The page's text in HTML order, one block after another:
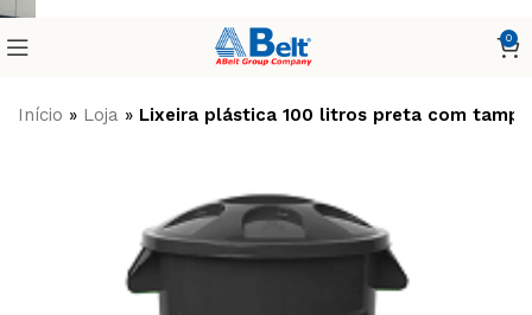
0
Início » Loja » Lixeira plástica 100 litros preta com tampa